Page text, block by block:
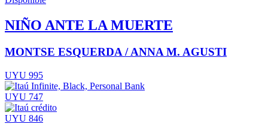
NIÑO ANTE LA MUERTE
MONTSE ESQUERDA / ANNA M. AGUSTI
UYU 995
UYU 747
UYU 846